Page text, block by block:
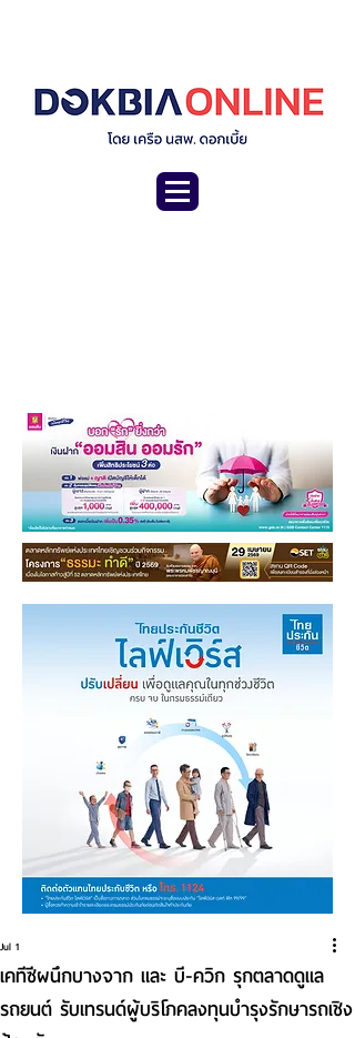
เคทีซีผนึกบางจาก และ บี-ควิก รุกตลาดดูแล
รถยนต์ รับเทรนด์ผู้บริโภคลงทุนบำรุงรักษารถเชิง
Jul 1